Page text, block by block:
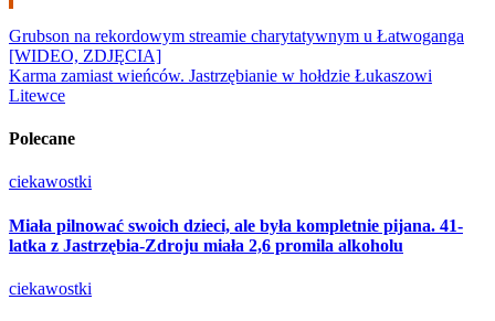
Nawigacja
wpisu
Grubson na rekordowym streamie charytatywnym u Łatwoganga
[WIDEO, ZDJĘCIA]
Karma zamiast wieńców. Jastrzębianie w hołdzie Łukaszowi
Litewce
Polecane
ciekawostki
Miała pilnować swoich dzieci, ale była kompletnie pijana. 41-
latka z Jastrzębia-Zdroju miała 2,6 promila alkoholu
ciekawostki